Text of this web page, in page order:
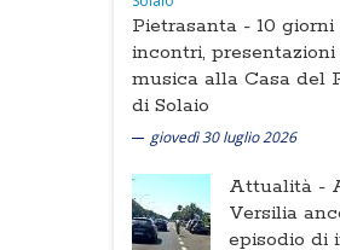
Pietrasanta - 10 giorni
incontri, presentazioni
musica alla Casa del
di Solaio
giovedì 30 luglio 2026
Attualità -
Versilia
episodio di